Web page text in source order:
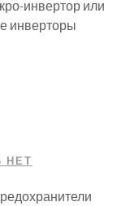
инвертор или
инверторы
НЕТ